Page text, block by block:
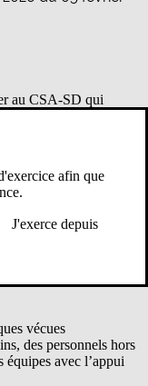
au CSA-SD qui
de cette carte
le Dasen a
départementale ne
des groupes de
vécues
des personnels hors
équipes avec l’appui
afin que
J'exerce depuis